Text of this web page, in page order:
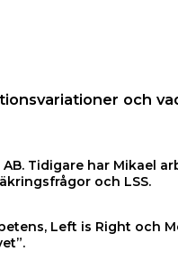
och
Tidigare har Mikael
och LSS.
Left is Right